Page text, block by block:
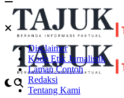
Disclaimer
Kode Etik Jurnalistik
Laman Contoh
Redaksi
Tentang Kami